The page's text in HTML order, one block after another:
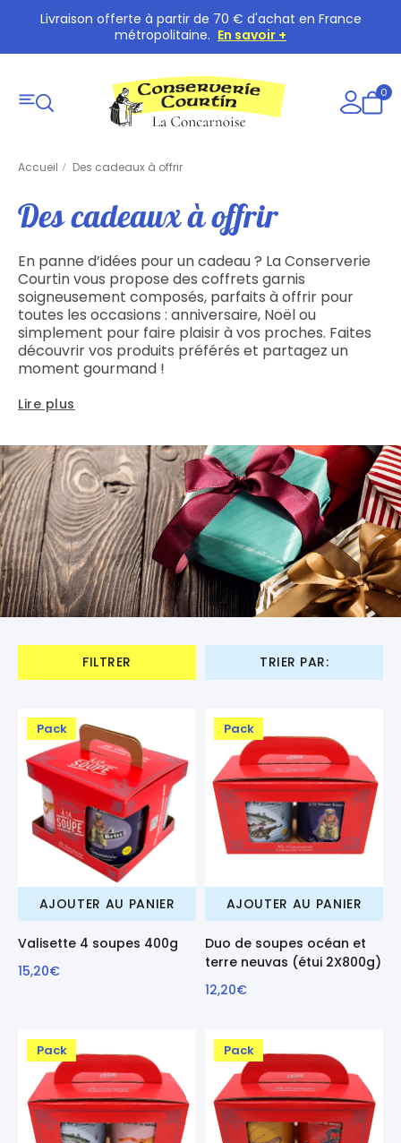
Livraison offerte à partir de 70 € d'achat en France
métropolitaine. En savoir +
0
Accueil Des cadeaux à offrir
Des cadeaux à offrir
En panne d’idées pour un cadeau ? La Conserverie
Courtin vous propose des coffrets garnis
soigneusement composés, parfaits à offrir pour
toutes les occasions : anniversaire, Noël ou
simplement pour faire plaisir à vos proches. Faites
découvrir vos produits préférés et partagez un
moment gourmand !
Lire plus
FILTRER TRIER PAR:
Pack
AJOUTER AU PANIER
Valisette 4 soupes 400g
15,20€
Pack
AJOUTER AU PANIER
Duo de soupes océan et
terre neuvas (étui 2X800g)
12,20€
Pack Pack